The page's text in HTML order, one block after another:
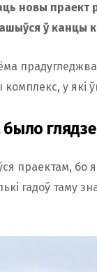
новы праект
ў канцы
у які
праектам, бо
гадоў таму